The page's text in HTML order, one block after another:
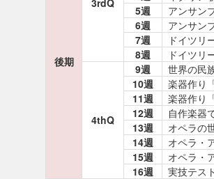
後期
3rdQ
5週
アンサン
6週
アンサン
7週
ドイツリ
8週
ドイツリ
4thQ
9週
世界の民
10週
楽器作り
11週
楽器作り
12週
自作楽器
13週
オペラの
14週
オペラ・
15週
オペラ・
16週
実技テスト